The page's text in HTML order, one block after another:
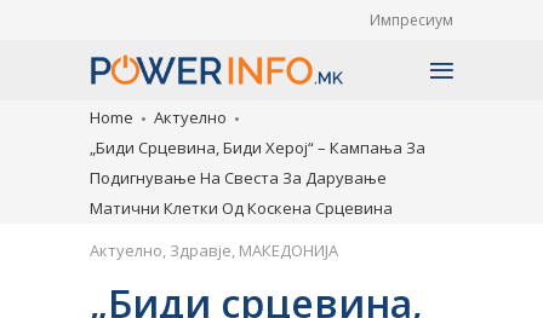
Импресиум
Home
Актуелно
„Биди Срцевина, Биди Херој“ – Кампања За
Подигнување На Свеста За Дарување
Матични Клетки Од Коскена Срцевина
Актуелно, Здравје, МАКЕДОНИЈА
„Биди срцевина,